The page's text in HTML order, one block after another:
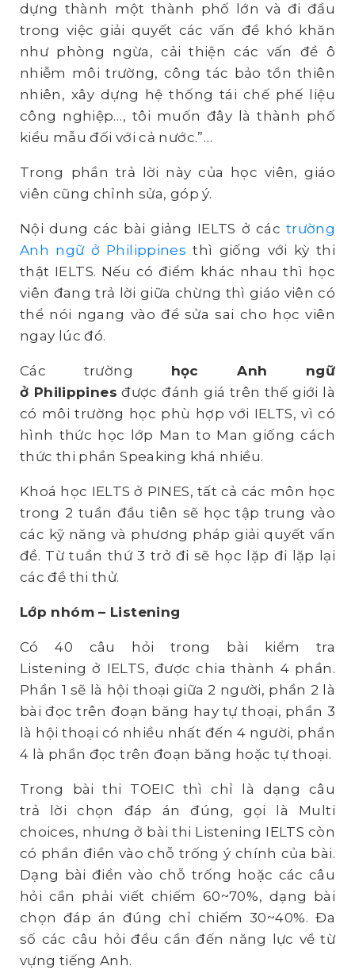
dựng thành một thành phố lớn và đi đầu
trong việc giải quyết các vấn đề khó khăn
như phòng ngừa, cải thiện các vấn đề ô
nhiễm môi trường, công tác bảo tồn thiên
nhiên, xây dựng hệ thống tái chế phế liệu
công nghiệp…, tôi muốn đây là thành phố
kiểu mẫu đối với cả nước.”…
Trong phần trả lời này của học viên, giáo
viên cũng chỉnh sửa, góp ý.
Nội dung các bài giảng IELTS ở các trường
Anh ngữ ở Philippines thì giống với kỳ thi
thật IELTS. Nếu có điểm khác nhau thì học
viên đang trả lời giữa chừng thì giáo viên có
thể nói ngang vào để sửa sai cho học viên
ngay lúc đó.
Các trường học Anh ngữ
ở Philippines được đánh giá trên thế giới là
có môi trường học phù hợp với IELTS, vì có
hình thức học lớp Man to Man giống cách
thức thi phần Speaking khá nhiều.
Khoá học IELTS ở PINES, tất cả các môn học
trong 2 tuần đầu tiên sẽ học tập trung vào
các kỹ năng và phương pháp giải quyết vấn
đề. Từ tuần thứ 3 trở đi sẽ học lặp đi lặp lại
các đề thi thử.
Lớp nhóm – Listening
Có 40 câu hỏi trong bài kiểm tra
Listening ở IELTS, được chia thành 4 phần.
Phần 1 sẽ là hội thoại giữa 2 người, phần 2 là
bài đọc trên đoạn băng hay tự thoại, phần 3
là hội thoại có nhiều nhất đến 4 người, phần
4 là phần đọc trên đoạn băng hoặc tự thoại.
Trong bài thi TOEIC thì chỉ là dạng câu
trả lời chọn đáp án đúng, gọi là Multi
choices, nhưng ở bài thi Listening IELTS còn
có phần điền vào chỗ trống ý chính của bài.
Dạng bài điền vào chỗ trống hoặc các câu
hỏi cần phải viết chiếm 60~70%, dạng bài
chọn đáp án đúng chỉ chiếm 30~40%. Đa
số các câu hỏi đều cần đến năng lực về từ
vựng tiếng Anh.